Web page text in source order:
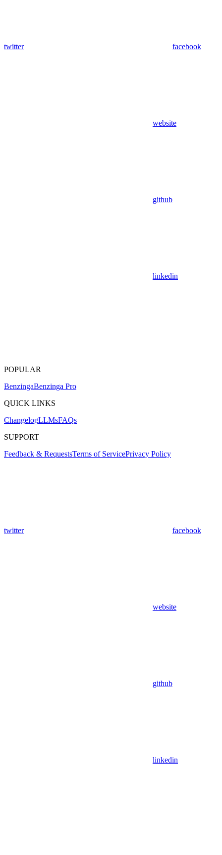
twitter facebook
website
github
linkedin
POPULAR
BenzingaBenzinga Pro
QUICK LINKS
ChangelogLLMsFAQs
SUPPORT
Feedback & RequestsTerms of ServicePrivacy Policy
twitter facebook
website
github
linkedin